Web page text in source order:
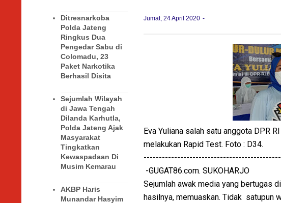
Ditresnarkoba
Polda Jateng
Ringkus Dua
Pengedar Sabu di
Colomadu, 23
Paket Narkotika
Berhasil Disita
Sejumlah Wilayah
di Jawa Tengah
Dilanda Karhutla,
Polda Jateng Ajak
Masyarakat
Tingkatkan
Kewaspadaan Di
Musim Kemarau
AKBP Haris
Munandar Hasyim
Jumat, 24 April 2020
Eva Yuliana salah satu anggota DPR
melakukan Rapid Test. Foto : D34.
-GUGAT86.com. SUKOHARJO
Sejumlah awak media yang bertugas
hasilnya, memuaskan. Tidak satupun